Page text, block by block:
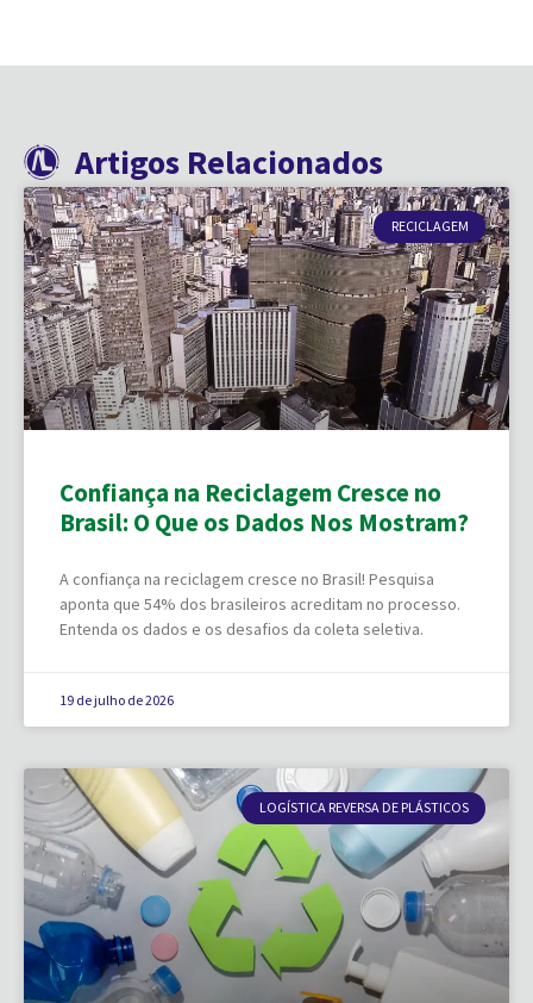
Artigos Relacionados
RECICLAGEM
Confiança na Reciclagem Cresce no
Brasil: O Que os Dados Nos Mostram?
A confiança na reciclagem cresce no Brasil! Pesquisa
aponta que 54% dos brasileiros acreditam no processo.
Entenda os dados e os desafios da coleta seletiva.
19 de julho de 2026
LOGÍSTICA REVERSA DE PLÁSTICOS